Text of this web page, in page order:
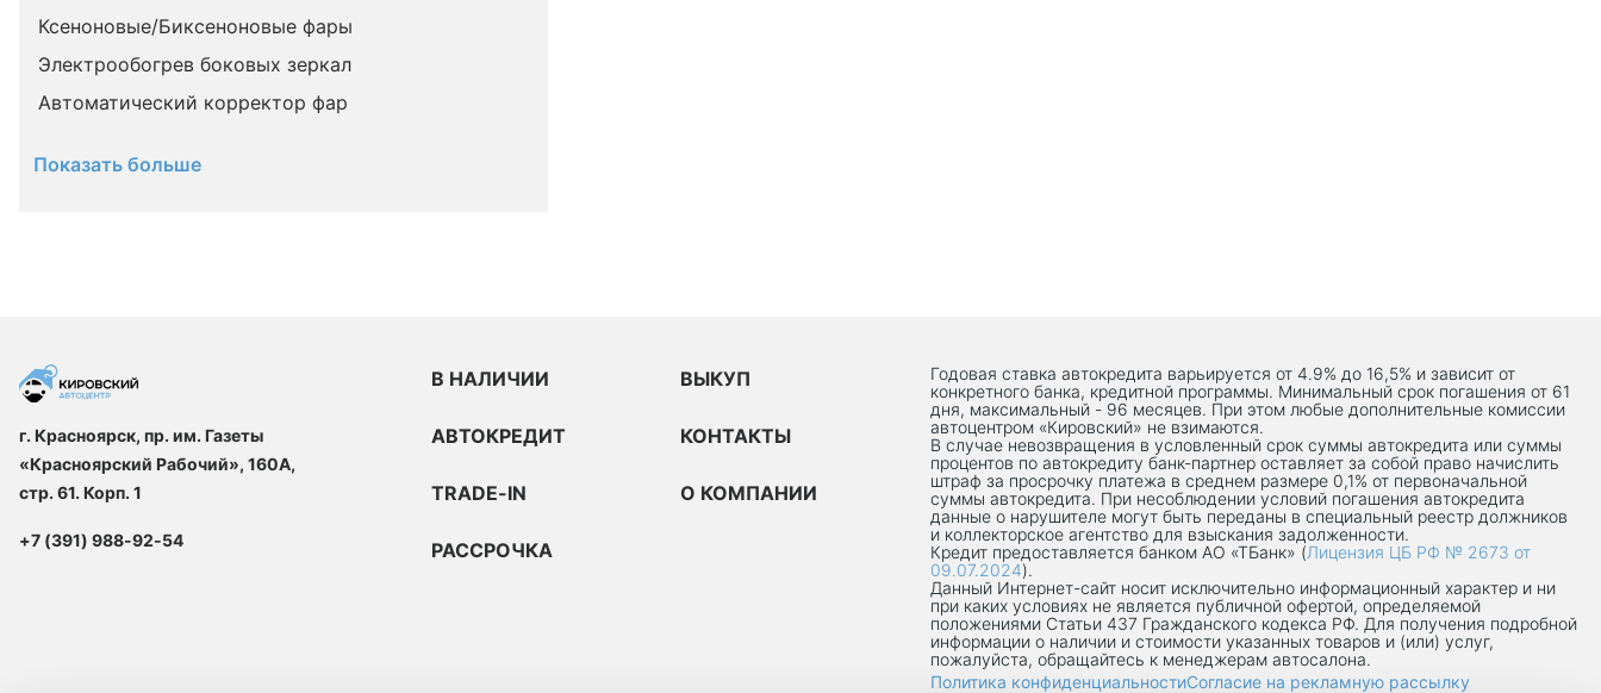
Ксеноновые/Биксеноновые фары
Электрообогрев боковых зеркал
Автоматический корректор фар
Показать больше
г. Красноярск, пр. им. Газеты
«Красноярский Рабочий», 160А,
стр. 61. Корп. 1
+7 (391) 988-92-54
В НАЛИЧИИ
АВТОКРЕДИТ
TRADE-IN
РАССРОЧКА
ВЫКУП
КОНТАКТЫ
О КОМПАНИИ
Годовая ставка автокредита варьируется от 4.9% до 16,5% и зависит от
конкретного банка, кредитной программы. Минимальный срок погашения от 61
дня, максимальный - 96 месяцев. При этом любые дополнительные комиссии
автоцентром «Кировский» не взимаются.
В случае невозвращения в условленный срок суммы автокредита или суммы
процентов по автокредиту банк-партнер оставляет за собой право начислить
штраф за просрочку платежа в среднем размере 0,1% от первоначальной
суммы автокредита. При несоблюдении условий погашения автокредита
данные о нарушителе могут быть переданы в специальный реестр должников
и коллекторское агентство для взыскания задолженности.
Кредит предоставляется банком АО «ТБанк» (Лицензия ЦБ РФ № 2673 от
09.07.2024).
Данный Интернет-сaйт носит исключительно информационный характер и ни
при каких условиях не является публичной офертой, определяемой
положениями Статьи 437 Гражданского кодекса РФ. Для получения подробной
информации о наличии и стоимости указанных товаров и (или) услуг,
пожалуйста, обращайтесь к менеджерам автосалона.
Политика конфиденциальностиСогласие на рекламную рассылку